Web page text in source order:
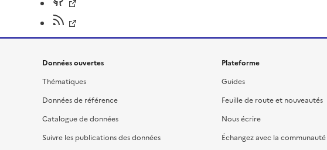
Données ouvertes
Thématiques
Données de référence
Catalogue de données
Suivre les publications des données
Plateforme
Guides
Feuille de route et nouveautés
Nous écrire
Échangez avec la communauté